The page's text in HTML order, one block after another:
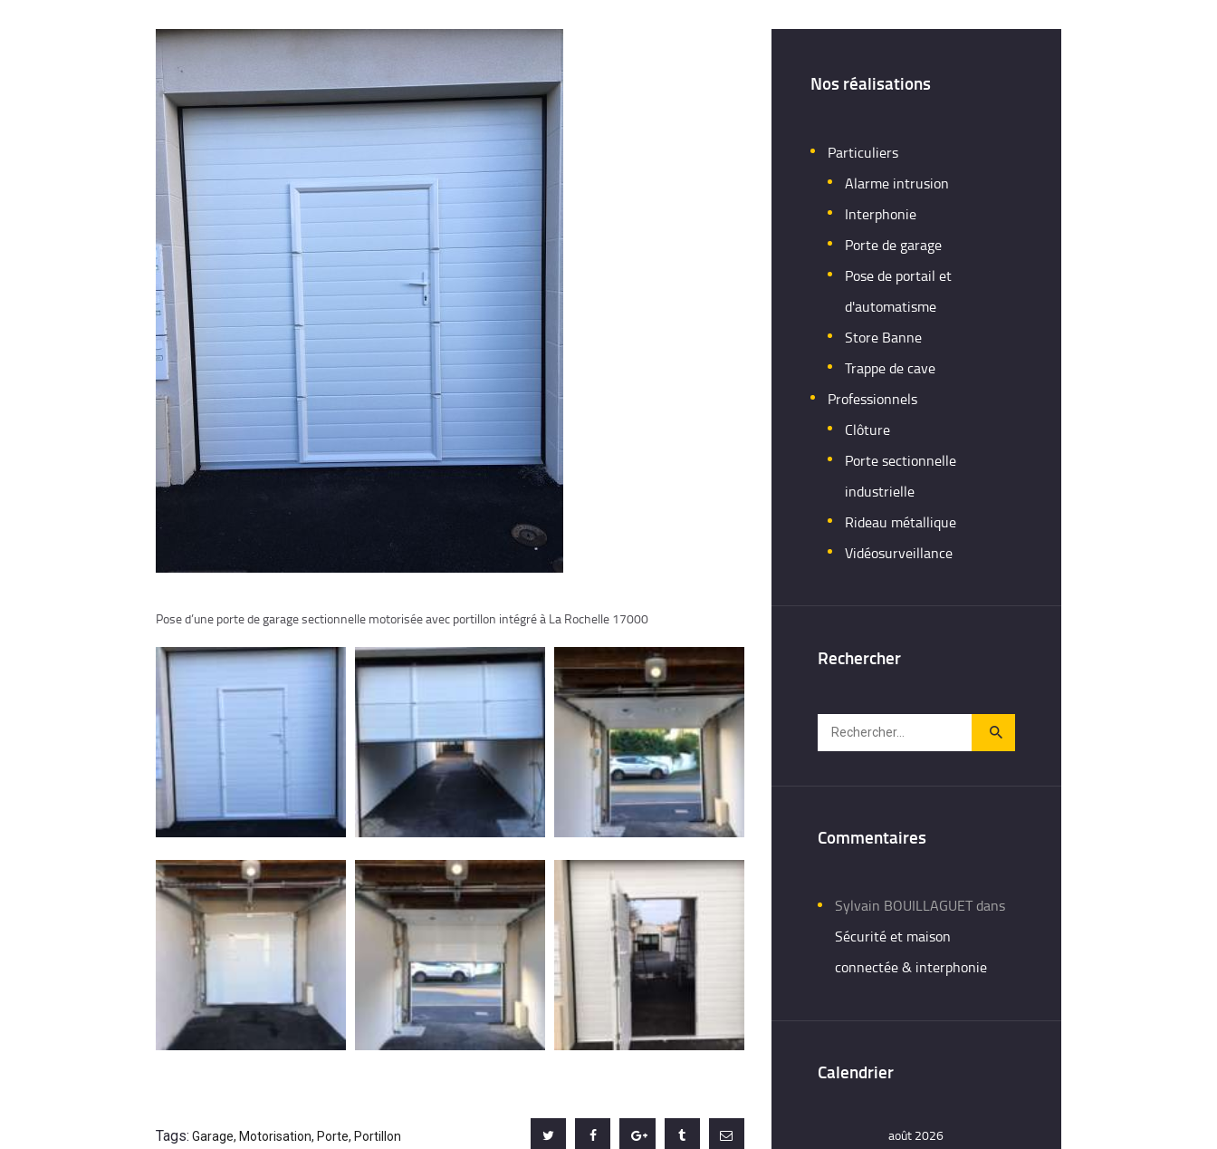
NOS
RÉALISATIONS
NOUS
CONTACTER
Pose d’une porte de garage sectionnelle motorisée avec portillon intégré à La Rochelle 17000
Tags: Garage, Motorisation, Porte, Portillon
Nos réalisations
Particuliers
Alarme intrusion
Interphonie
Porte de garage
Pose de portail et
d'automatisme
Store Banne
Trappe de cave
Professionnels
Clôture
Porte sectionnelle
industrielle
Rideau métallique
Vidéosurveillance
Rechercher
Rechercher :
Commentaires
Sylvain BOUILLAGUETdans
Sécurité et maison
connectée & interphonie
Calendrier
août 2026